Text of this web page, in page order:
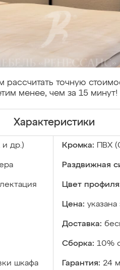
точную
менее, чем за 15 минут!
Характеристики
др.) Кромка: ПВХ
Раздвижная
Цвет
Цена:
Доставка:
Сборка: 10%
шкафа Гарантия: 24